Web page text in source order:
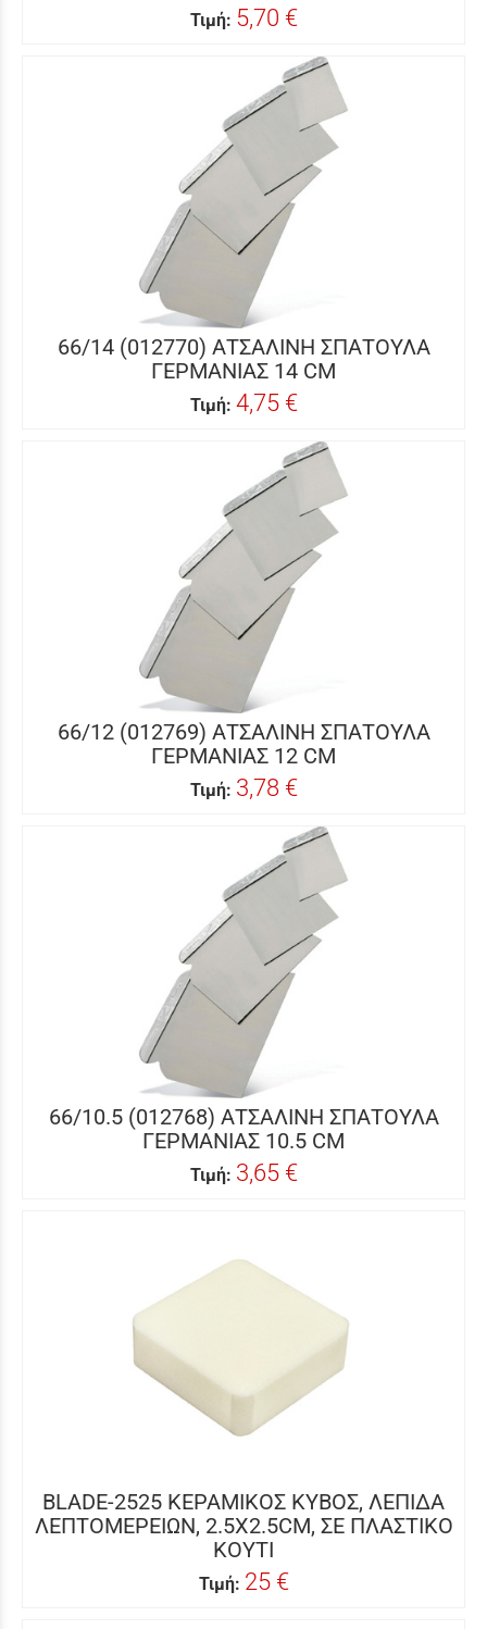
Τιμή: 5,70 €
66/14 (012770) ΑΤΣΑΛΙΝΗ ΣΠΑΤΟΥΛΑ
ΓΕΡΜΑΝΙΑΣ 14 CM
Τιμή: 4,75 €
66/12 (012769) ΑΤΣΑΛΙΝΗ ΣΠΑΤΟΥΛΑ
ΓΕΡΜΑΝΙΑΣ 12 CM
Τιμή: 3,78 €
66/10.5 (012768) ΑΤΣΑΛΙΝΗ ΣΠΑΤΟΥΛΑ
ΓΕΡΜΑΝΙΑΣ 10.5 CM
Τιμή: 3,65 €
BLADE-2525 ΚΕΡΑΜΙΚΟΣ ΚΥΒΟΣ, ΛΕΠΙΔΑ
ΛΕΠΤΟΜΕΡΕΙΩΝ, 2.5X2.5CM, ΣΕ ΠΛΑΣΤΙΚΟ
ΚΟΥΤΙ
Τιμή: 25 €